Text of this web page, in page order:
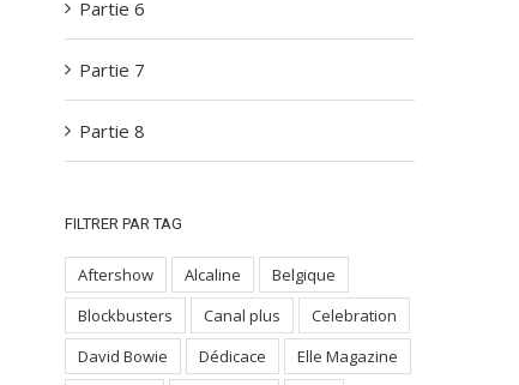
Partie 6
Partie 7
Partie 8
FILTRER PAR TAG
Aftershow Alcaline
Belgique
Blockbusters
Canal plus
Celebration
David Bowie
Dédicace
Elle Magazine